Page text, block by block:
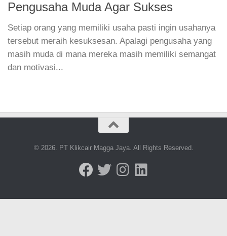
Pengusaha Muda Agar Sukses
Setiap orang yang memiliki usaha pasti ingin usahanya
tersebut meraih kesuksesan. Apalagi pengusaha yang
masih muda di mana mereka masih memiliki semangat
dan motivasi...
© 2026. PT Klikcair Magga Jaya. All Rights Reserved.